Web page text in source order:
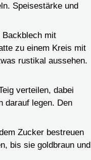
Speisestärke und
Backblech mit
zu einem Kreis mit
rustikal aussehen.
verteilen, dabei
darauf legen. Den
Zucker bestreuen
bis sie goldbraun und